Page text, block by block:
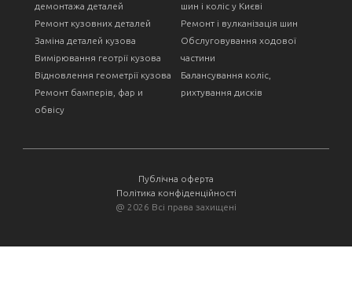
демонтажа деталей
Ремонт кузовних деталей
Заміна деталей кузова
Вимірювання геотрії кузова
Відновлення геометрії кузова
Ремонт бамперів, фар и
обвісу
шин і коліс у Києві
Ремонт і вулканізація шин
Обслуговування ходової
частини
Балансування коліс,
рихтування дисків
Публічна оферта
Політика конфіденційності
@ 2026 Всі права захищені